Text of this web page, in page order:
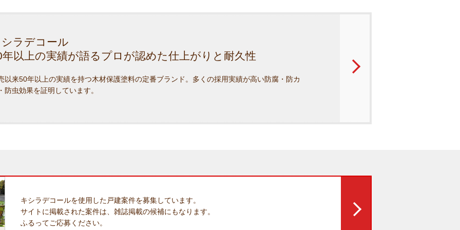
ラデコール
年以上の実績が語るプロが認めた仕上がりと耐久性
以来50年以上の実績を持つ木材保護塗料の定番ブランド。多くの採用実績が高い防腐・防カ
防虫効果を証明しています。
キシラデコールを使用した戸建案件を募集しています。
サイトに掲載された案件は、雑誌掲載の候補にもなります。
ふるってご応募ください。